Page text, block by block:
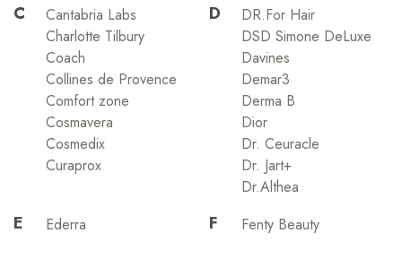
C
Cantabria Labs
Charlotte Tilbury
Coach
Collines de Provence
Comfort zone
Cosmavera
Cosmedix
Curaprox
D
DR.For Hair
DSD Simone DeLuxe
Davines
Demar3
Derma B
Dior
Dr. Ceuracle
Dr. Jart+
Dr.Althea
E Ederra F Fenty Beauty